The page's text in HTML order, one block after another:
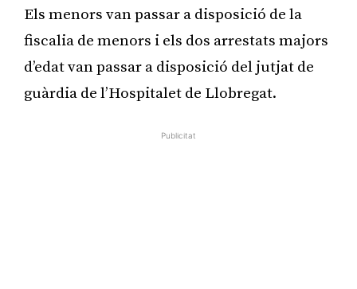
Els menors van passar a disposició de la
fiscalia de menors i els dos arrestats majors
d’edat van passar a disposició del jutjat de
guàrdia de l’Hospitalet de Llobregat.
Publicitat